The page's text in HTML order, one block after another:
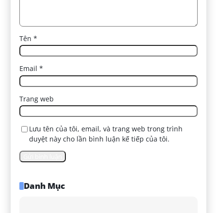
Tên*
Email*
Trang web
Lưu tên của tôi, email, và trang web trong trình
duyệt này cho lần bình luận kế tiếp của tôi.
Danh Mục